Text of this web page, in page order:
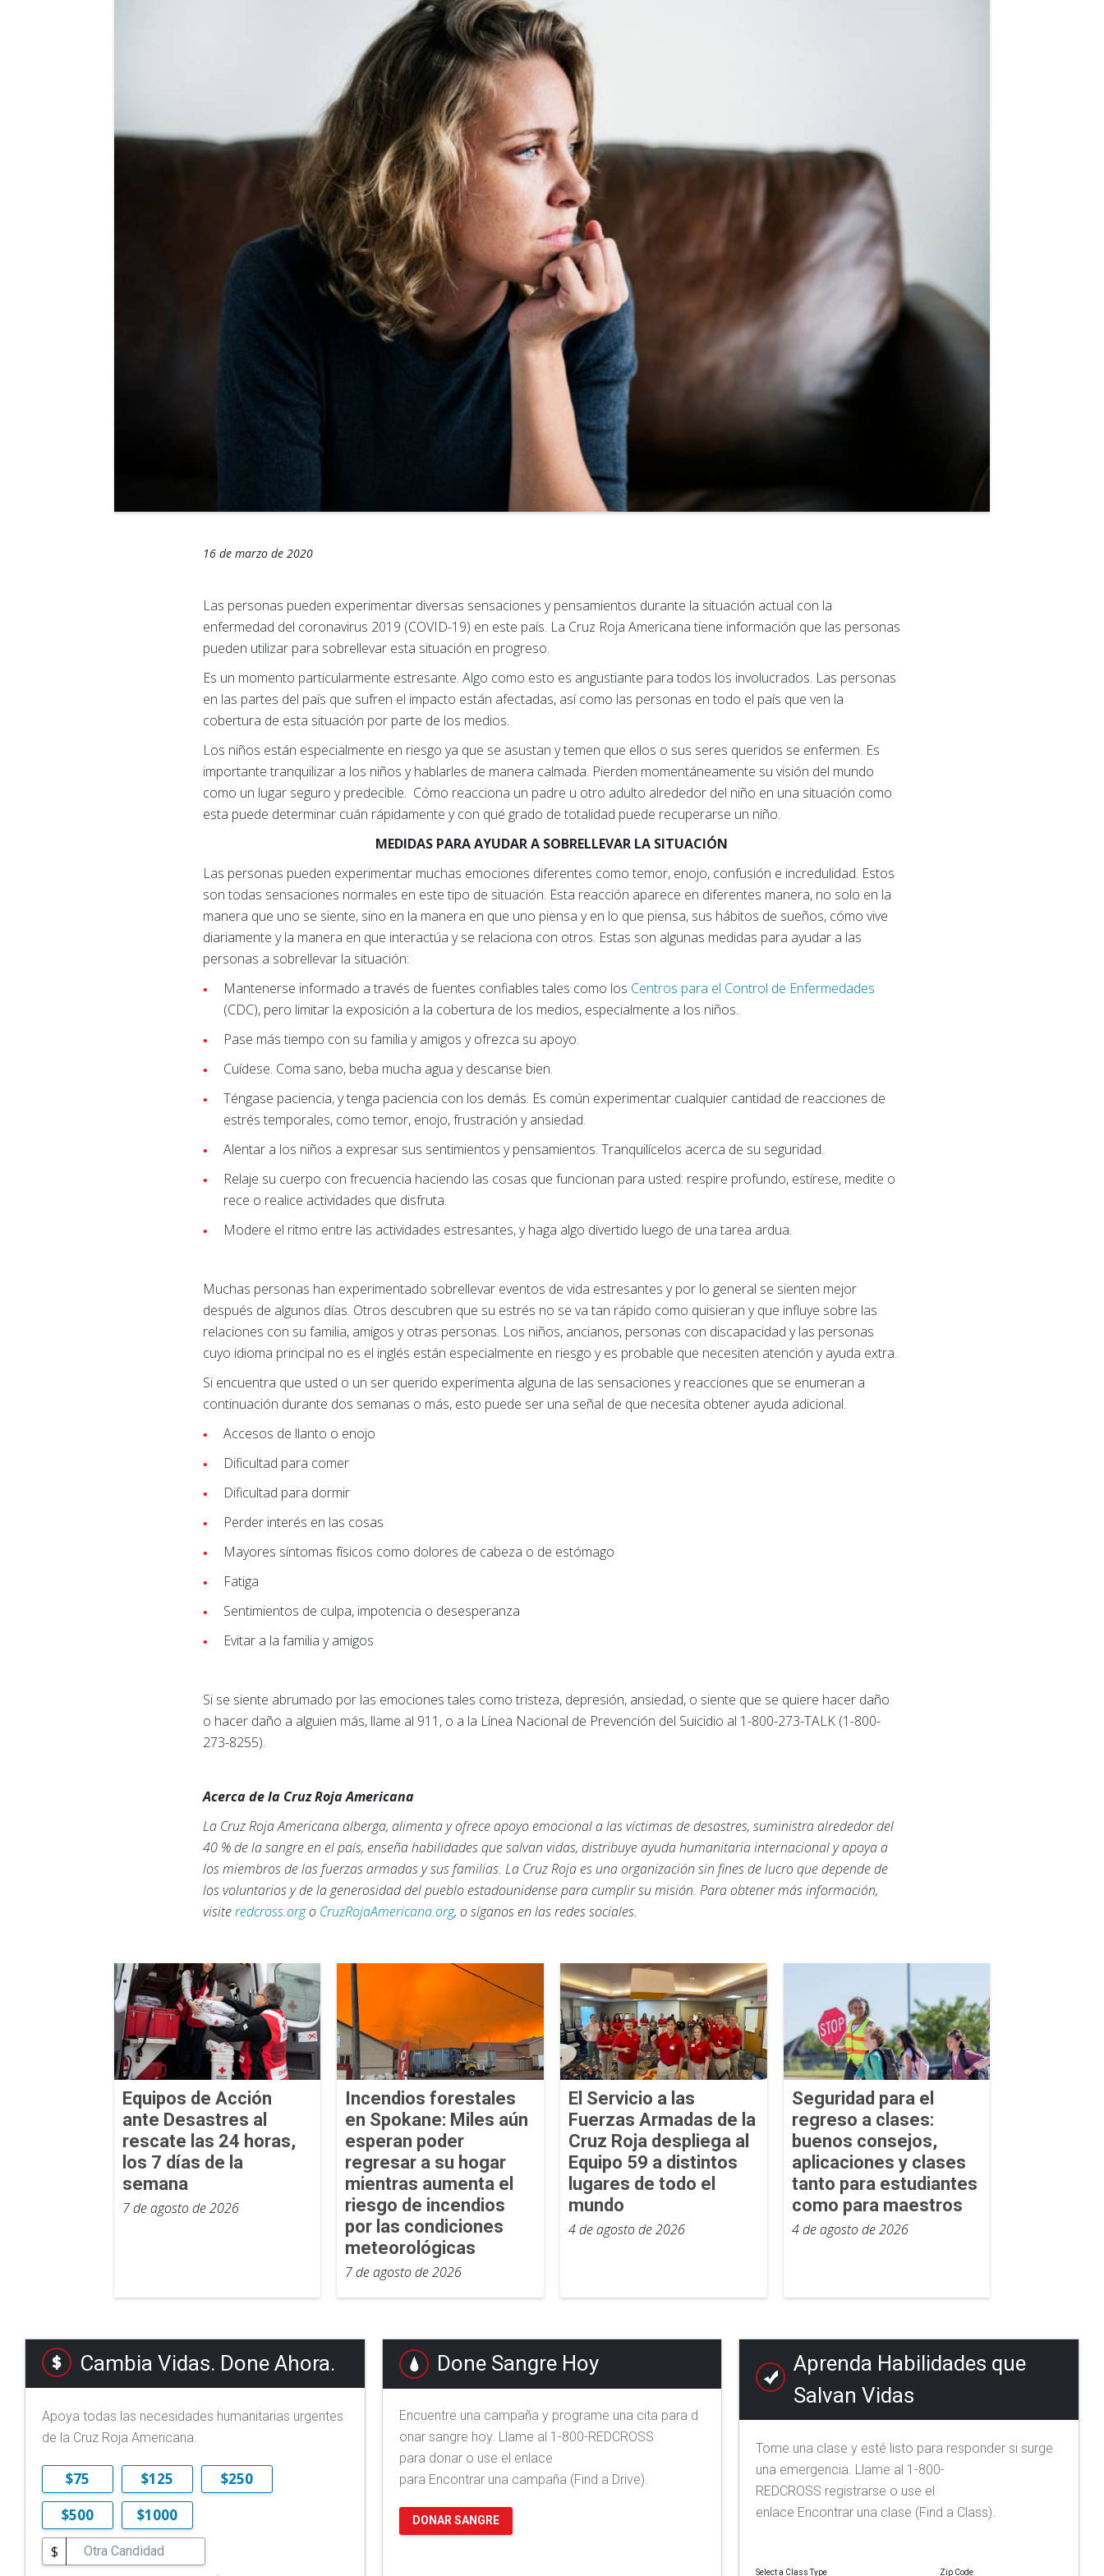
16 de marzo de 2020
Las personas pueden experimentar diversas sensaciones y pensamientos durante la situación actual con la
enfermedad del coronavirus 2019 (COVID-19) en este país. La Cruz Roja Americana tiene información que las personas
pueden utilizar para sobrellevar esta situación en progreso.
Es un momento particularmente estresante. Algo como esto es angustiante para todos los involucrados. Las personas
en las partes del país que sufren el impacto están afectadas, así como las personas en todo el país que ven la
cobertura de esta situación por parte de los medios.
Los niños están especialmente en riesgo ya que se asustan y temen que ellos o sus seres queridos se enfermen. Es
importante tranquilizar a los niños y hablarles de manera calmada. Pierden momentáneamente su visión del mundo
como un lugar seguro y predecible. Cómo reacciona un padre u otro adulto alrededor del niño en una situación como
esta puede determinar cuán rápidamente y con qué grado de totalidad puede recuperarse un niño.
MEDIDAS PARA AYUDAR A SOBRELLEVAR LA SITUACIÓN
Las personas pueden experimentar muchas emociones diferentes como temor, enojo, confusión e incredulidad. Estos
son todas sensaciones normales en este tipo de situación. Esta reacción aparece en diferentes manera, no solo en la
manera que uno se siente, sino en la manera en que uno piensa y en lo que piensa, sus hábitos de sueños, cómo vive
diariamente y la manera en que interactúa y se relaciona con otros. Estas son algunas medidas para ayudar a las
personas a sobrellevar la situación:
Mantenerse informado a través de fuentes confiables tales como los Centros para el Control de Enfermedades
(CDC), pero limitar la exposición a la cobertura de los medios, especialmente a los niños.
Pase más tiempo con su familia y amigos y ofrezca su apoyo.
Cuídese. Coma sano, beba mucha agua y descanse bien.
Téngase paciencia, y tenga paciencia con los demás. Es común experimentar cualquier cantidad de reacciones de
estrés temporales, como temor, enojo, frustración y ansiedad.
Alentar a los niños a expresar sus sentimientos y pensamientos. Tranquilícelos acerca de su seguridad.
Relaje su cuerpo con frecuencia haciendo las cosas que funcionan para usted: respire profundo, estírese, medite o
rece o realice actividades que disfruta.
Modere el ritmo entre las actividades estresantes, y haga algo divertido luego de una tarea ardua.
Muchas personas han experimentado sobrellevar eventos de vida estresantes y por lo general se sienten mejor
después de algunos días. Otros descubren que su estrés no se va tan rápido como quisieran y que influye sobre las
relaciones con su familia, amigos y otras personas. Los niños, ancianos, personas con discapacidad y las personas
cuyo idioma principal no es el inglés están especialmente en riesgo y es probable que necesiten atención y ayuda extra.
Si encuentra que usted o un ser querido experimenta alguna de las sensaciones y reacciones que se enumeran a
continuación durante dos semanas o más, esto puede ser una señal de que necesita obtener ayuda adicional.
Accesos de llanto o enojo
Dificultad para comer
Dificultad para dormir
Perder interés en las cosas
Mayores síntomas físicos como dolores de cabeza o de estómago
Fatiga
Sentimientos de culpa, impotencia o desesperanza
Evitar a la familia y amigos
Si se siente abrumado por las emociones tales como tristeza, depresión, ansiedad, o siente que se quiere hacer daño
o hacer daño a alguien más, llame al 911, o a la Línea Nacional de Prevención del Suicidio al 1-800-273-TALK (1-800-
273-8255).
Acerca de la Cruz Roja Americana
La Cruz Roja Americana alberga, alimenta y ofrece apoyo emocional a las víctimas de desastres, suministra alrededor del
40 % de la sangre en el país, enseña habilidades que salvan vidas, distribuye ayuda humanitaria internacional y apoya a
los miembros de las fuerzas armadas y sus familias. La Cruz Roja es una organización sin fines de lucro que depende de
los voluntarios y de la generosidad del pueblo estadounidense para cumplir su misión. Para obtener más información,
visiteredcross.orgo CruzRojaAmericana.org, o síganos en las redes sociales.
Equipos de Acción
ante Desastres al
rescate las 24 horas,
los 7 días de la
semana
7 de agosto de 2026
Incendios forestales
en Spokane: Miles aún
esperan poder
regresar a su hogar
mientras aumenta el
riesgo de incendios
por las condiciones
meteorológicas
7 de agosto de 2026
El Servicio a las
Fuerzas Armadas de la
Cruz Roja despliega al
Equipo 59 a distintos
lugares de todo el
mundo
4 de agosto de 2026
Seguridad para el
regreso a clases:
buenos consejos,
aplicaciones y clases
tanto para estudiantes
como para maestros
4 de agosto de 2026
Cambia Vidas. Done Ahora.
Apoya todas las necesidades humanitarias urgentes
de la Cruz Roja Americana.
$75 $125
$250
$500
$1000
$
Done Sangre Hoy
Encuentre una campaña y programe una cita para d
onar sangre hoy. Llame al 1-800-REDCROSS
para donar o use el enlace
para Encontrar una campaña (Find a Drive).
DONAR SANGRE
Aprenda Habilidades que
Salvan Vidas
Tome una clase y esté listo para responder si surge
una emergencia. Llame al 1-800-
REDCROSS registrarse o use el
enlace Encontrar una clase (Find a Class).
Select a Class Type Zip Code